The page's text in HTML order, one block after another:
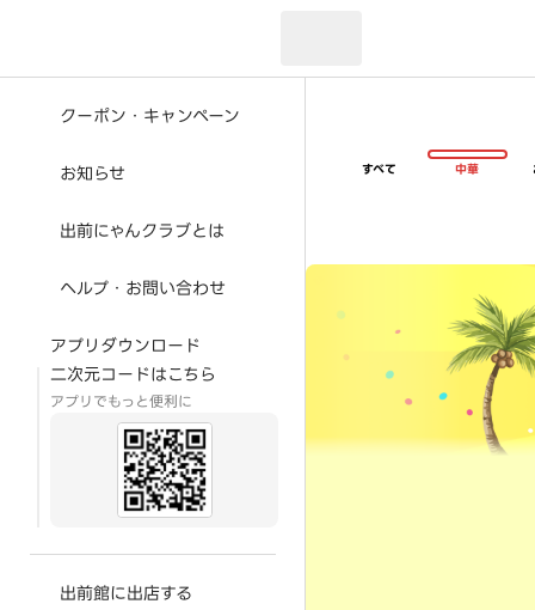
クーポン・キャンペーン
お知らせ
出前にゃんクラブとは
ヘルプ・お問い合わせ
アプリダウンロード
二次元コードはこちら
アプリでもっと便利に
出前館に出店する
すべて 中華
超ゴイゴイヤスー夏祭